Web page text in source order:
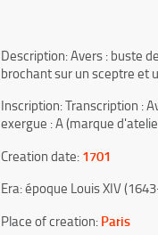
Description: Avers : buste
brochant sur un sceptre et
Inscription: Transcription :
exergue : A (marque
Creation date:1701
Era: époque Louis XIV
Place of creation:Paris